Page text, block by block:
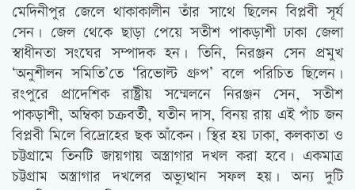
মেদিনীপুর জেলে থাকাকালীন তাঁর সাথে ছিলেন বিপ্লবী সূর্য
সেন। জেল থেকে ছাড়া পেয়ে সতীশ পাকড়াশী ঢাকা জেলা
স্বাধীনতা সংঘের সম্পাদক হন। তিনি, নিরঞ্জন সেন প্রমুখ
‘অনুশীলন সমিতি’তে ‘রিভোল্ট গ্রুপ’ বলে পরিচিত ছিলেন।
রংপুরে প্রাদেশিক রাষ্ট্রীয় সম্মেলনে নিরঞ্জন সেন, সতীশ
পাকড়াশী, অম্বিকা চক্রবর্তী, যতীন দাস, বিনয় রায় এই পাঁচ জন
বিপ্লবী মিলে বিদ্রোহের ছক আঁকেন। স্থির হয় ঢাকা, কলকাতা ও
চট্টগ্রামে তিনটি জায়গায় অস্ত্রাগার দখল করা হবে। একমাত্র
চট্টগ্রাম অস্ত্রাগার দখলের অভ্যুত্থান সফল হয়। অন্য দুটি